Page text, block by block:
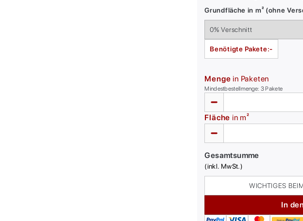
Grundfläche in m² (ohne
Benötigte Pakete:-
Menge in Paketen
Mindestbestellmenge: 3Pakete
Fläche in m²
Gesamtsumme
(inkl. MwSt.)
WICHTIGES
In